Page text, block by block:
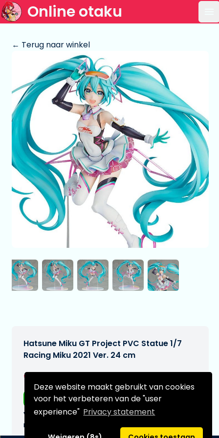
Deze website maakt gebruikt van cookies
voor het verbeteren van de "user
experience" Privacy statement
Online otaku
← Terug naar winkel
Hatsune Miku GT Project PVC Statue 1/7
Racing Miku 2021 Ver. 24 cm
€249,95
Gratis verzending
Verwachtte leverdatum:
n.v.t.